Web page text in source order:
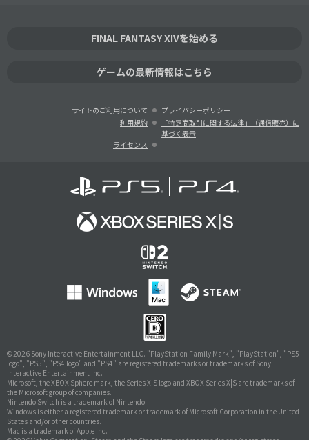
FINAL FANTASY XIVを始める
ゲームの最新情報はこちら
サイトのご利用について
プライバシーポリシー
利用規約
「特定商取引に関する法律」（通信販売）に
基づく表示
ライセンス
©2026 Sony Interactive Entertainment LLC. "PlayStation Family Mark", "PlayStation", "PS5
logo", "PS5", "PS4 logo" and "PS4" are registered trademarks or trademarks of Sony
Interactive Entertainment Inc.
Microsoft, the XBOX Sphere mark, the Series X|S logo and XBOX Series X|S are trademarks of
the Microsoft group of companies.
Nintendo Switch is a trademark of Nintendo.
Windows is either a registered trademark or trademark of Microsoft Corporation in the United
States and/or other countries.
Mac is a trademark of Apple Inc.